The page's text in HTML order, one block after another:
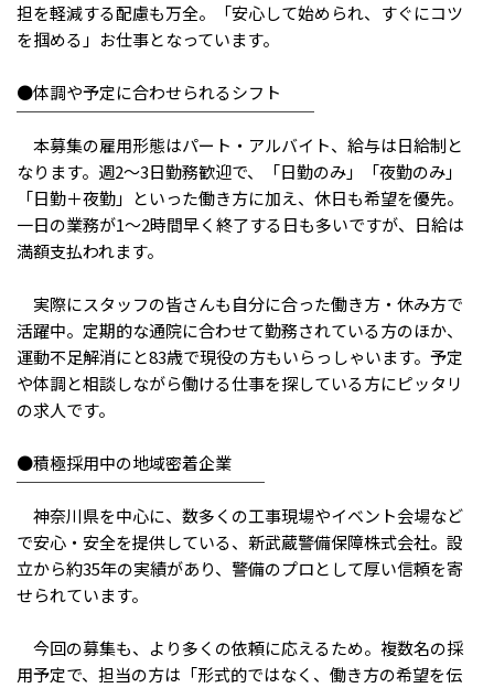
担を軽減する配慮も万全。「安心して始められ、すぐにコツ
を掴める」お仕事となっています。
●体調や予定に合わせられるシフト
￣￣￣￣￣￣￣￣￣￣￣￣￣￣￣￣￣￣
本募集の雇用形態はパート・アルバイト、給与は日給制と
なります。週2～3日勤務歓迎で、「日勤のみ」「夜勤のみ」
「日勤＋夜勤」といった働き方に加え、休日も希望を優先。
一日の業務が1～2時間早く終了する日も多いですが、日給は
満額支払われます。
実際にスタッフの皆さんも自分に合った働き方・休み方で
活躍中。定期的な通院に合わせて勤務されている方のほか、
運動不足解消にと83歳で現役の方もいらっしゃいます。予定
や体調と相談しながら働ける仕事を探している方にピッタリ
の求人です。
●積極採用中の地域密着企業
￣￣￣￣￣￣￣￣￣￣￣￣￣￣￣
神奈川県を中心に、数多くの工事現場やイベント会場など
で安心・安全を提供している、新武蔵警備保障株式会社。設
立から約35年の実績があり、警備のプロとして厚い信頼を寄
せられています。
今回の募集も、より多くの依頼に応えるため。複数名の採
用予定で、担当の方は「形式的ではなく、働き方の希望を伝
法人向けページ
メニューを閉じる